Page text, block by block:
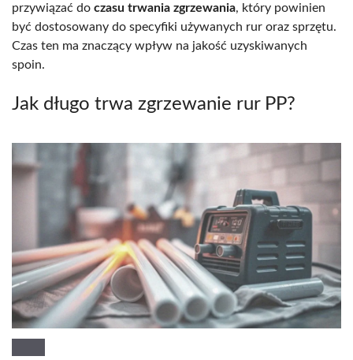
przywiązać do czasu trwania zgrzewania, który powinien
być dostosowany do specyfiki używanych rur oraz sprzętu.
Czas ten ma znaczący wpływ na jakość uzyskiwanych
spoin.
Jak długo trwa zgrzewanie rur PP?